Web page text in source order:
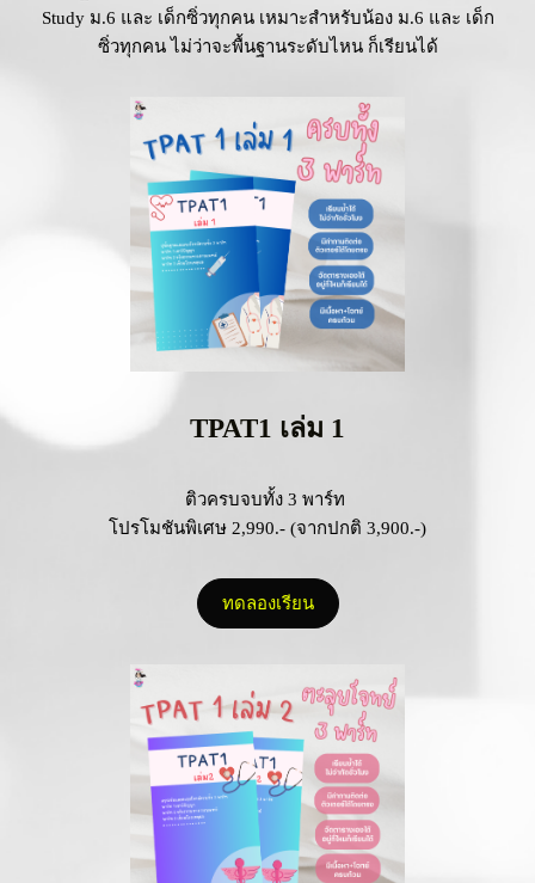
Study ม.6 และ เด็กซิ่วทุกคน เหมาะสำหรับน้อง ม.6 และ เด็ก
ซิ่วทุกคน ไม่ว่าจะพื้นฐานระดับไหน ก็เรียนได้
TPAT1 เล่ม 1
ติวครบจบทั้ง 3 พาร์ท
โปรโมชันพิเศษ 2,990.- (จากปกติ 3,900.-)
ทดลองเรียน